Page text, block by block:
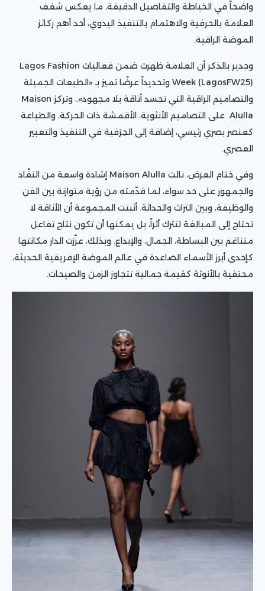
واضحاً في الخياطة والتفاصيل الدقيقة، ما يعكس شغف
العلامة بالحرفية والاهتمام بالتنفيذ اليدوي، أحد أهم ركائز
الموضة الراقية.
وجدير بالذكر أن العلامة ظهرت ضمن فعاليات Lagos Fashion
Week (LagosFW25) وتحديداً عرضًا تميز بـ «الطبعات الجميلة
والتصاميم الراقية التي تجسد أناقة بلا مجهود».، وتركز Maison
Alulla على التصاميم الأنثوية، الأقمشة ذات الحركة، والطباعة
كعنصر بصري رئيسي، إضافة إلى الحِرَفية في التنفيذ والتعبير
العصري.
وفي ختام العرض، نالت Maison Alulla إشادة واسعة من النقّاد
والجمهور على حد سواء، لما قدّمته من رؤية متوازنة بين الفن
والوظيفة، وبين التراث والحداثة. أثبتت المجموعة أن الأناقة لا
تحتاج إلى المبالغة لتترك أثراً، بل يمكنها أن تكون نتاج تفاعل
متناغم بين البساطة، الجمال، والإبداع. وبذلك، عزّزت الدار مكانتها
كإحدى أبرز الأسماء الصاعدة في عالم الموضة الإفريقية الحديثة،
محتفية بالأنوثة كقيمة جمالية تتجاوز الزمن والصيحات.